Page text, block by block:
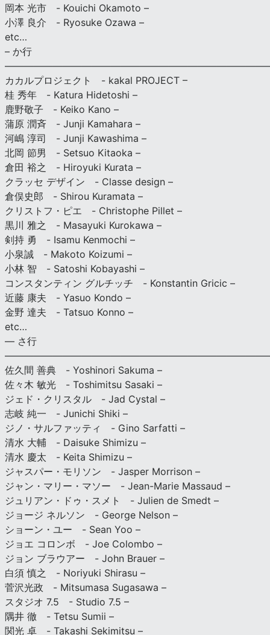
岡本 光市 - Kouichi Okamoto –
小澤 良介 - Ryosuke Ozawa –
etc…
– か行
カカルプロジェクト - kakal PROJECT –
桂 秀年 - Katura Hidetoshi –
鹿野敬子 - Keiko Kano –
蒲原 潤斉 - Junji Kamahara –
河嶋 淳司 - Junji Kawashima –
北岡 節男 - Setsuo Kitaoka –
倉田 裕之 - Hiroyuki Kurata –
クラッセ デザイン - Classe design –
倉俣史郎 - Shirou Kuramata –
クリストフ・ピエ - Christophe Pillet –
黒川 雅之 - Masayuki Kurokawa –
剣持 勇 - Isamu Kenmochi –
小泉誠 - Makoto Koizumi –
小林 智 - Satoshi Kobayashi –
コンスタンティン グルチッチ - Konstantin Gricic –
近藤 康夫 - Yasuo Kondo –
金野 達夫 - Tatsuo Konno –
etc…
— さ行
佐久間 善典 - Yoshinori Sakuma –
佐々木 敏光 - Toshimitsu Sasaki –
ジェド・クリスタル - Jad Cystal –
志岐 純一 - Junichi Shiki –
ジノ・サルファッティ - Gino Sarfatti –
清水 大輔 - Daisuke Shimizu –
清水 慶太 - Keita Shimizu –
ジャスパー・モリソン - Jasper Morrison –
ジャン・マリー・マソー - Jean-Marie Massaud –
ジュリアン・ドゥ・スメト - Julien de Smedt –
ジョージ ネルソン - George Nelson –
ショーン・ユー - Sean Yoo –
ジョエ コロンボ - Joe Colombo –
ジョン ブラウアー - John Brauer –
白須 慎之 - Noriyuki Shirasu –
菅沢光政 - Mitsumasa Sugasawa –
スタジオ 7.5 - Studio 7.5 –
隅井 徹 - Tetsu Sumii –
関光 卓 - Takashi Sekimitsu –